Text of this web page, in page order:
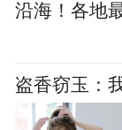
沿海！各地
盗香窃玉：